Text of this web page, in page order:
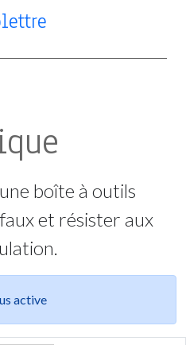
boîte à outils
et résister aux
active